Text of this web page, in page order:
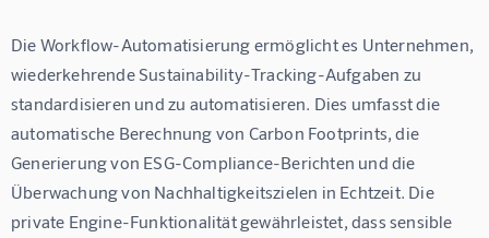
Die Workflow-Automatisierung ermöglicht es Unternehmen,
wiederkehrende Sustainability-Tracking-Aufgaben zu
standardisieren und zu automatisieren. Dies umfasst die
automatische Berechnung von Carbon Footprints, die
Generierung von ESG-Compliance-Berichten und die
Überwachung von Nachhaltigkeitszielen in Echtzeit. Die
private Engine-Funktionalität gewährleistet, dass sensible